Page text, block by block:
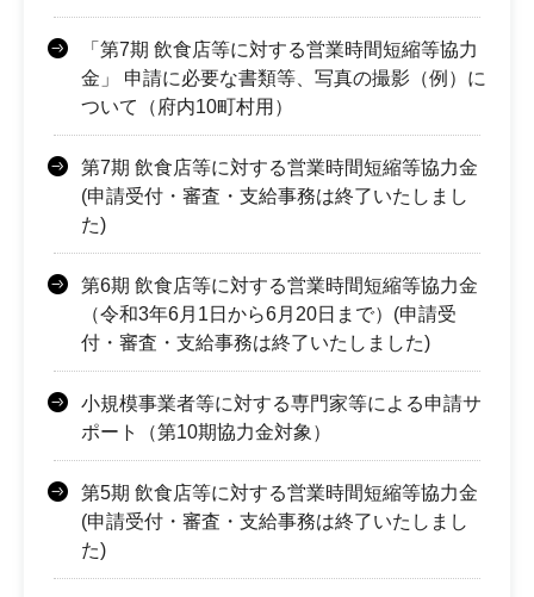
「第7期 飲食店等に対する営業時間短縮等協力
金」 申請に必要な書類等、写真の撮影（例）に
ついて（府内10町村用）
第7期 飲食店等に対する営業時間短縮等協力金
(申請受付・審査・支給事務は終了いたしまし
た)
第6期 飲食店等に対する営業時間短縮等協力金
（令和3年6月1日から6月20日まで）(申請受
付・審査・支給事務は終了いたしました)
小規模事業者等に対する専門家等による申請サ
ポート（第10期協力金対象）
第5期 飲食店等に対する営業時間短縮等協力金
(申請受付・審査・支給事務は終了いたしまし
た)